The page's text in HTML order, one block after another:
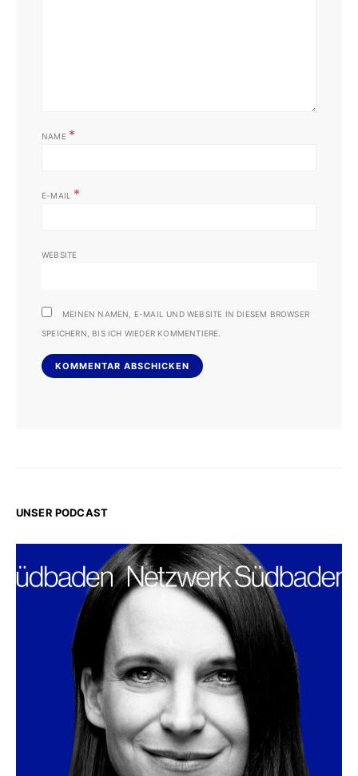
NAME *
E-MAIL *
WEBSITE
MEINEN NAMEN, E-MAIL UND WEBSITE IN DIESEM BROWSER
SPEICHERN, BIS ICH WIEDER KOMMENTIERE.
UNSER PODCAST